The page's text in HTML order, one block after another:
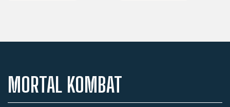
MORTAL KOMBAT